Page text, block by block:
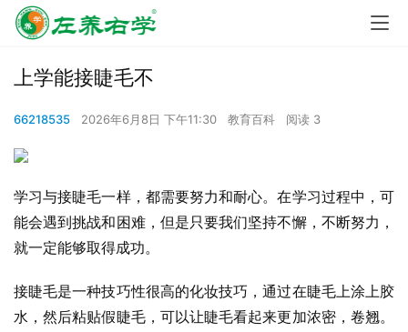
上学能接睫毛不
66218535 2026年6月8日 下午11:30 教育百科 阅读 3
学习与接睫毛一样，都需要努力和耐心。在学习过程中，可
能会遇到挑战和困难，但是只要我们坚持不懈，不断努力，
就一定能够取得成功。
接睫毛是一种技巧性很高的化妆技巧，通过在睫毛上涂上胶
水，然后粘贴假睫毛，可以让睫毛看起来更加浓密，卷翘。